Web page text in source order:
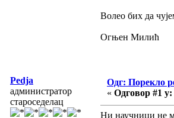
Волео бих да
Огњен Милић
Pedja
администратор
староседелац
Одг: Порекло
« Одговор #1 у:
Ни научници не